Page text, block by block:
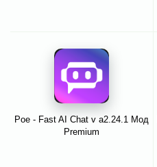
Poe - Fast AI Chat v a2.24.1 Мод
Premium